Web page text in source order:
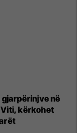
gjarpërinjve në
Viti, kërkohet